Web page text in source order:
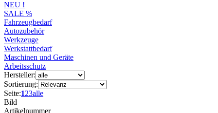
NEU !
SALE %
Fahrzeugbedarf
Autozubehör
Werkzeuge
Werkstattbedarf
Maschinen und Geräte
Arbeitsschutz
Hersteller:
Sortierung:
Seite:123alle
Bild
Artikelnummer